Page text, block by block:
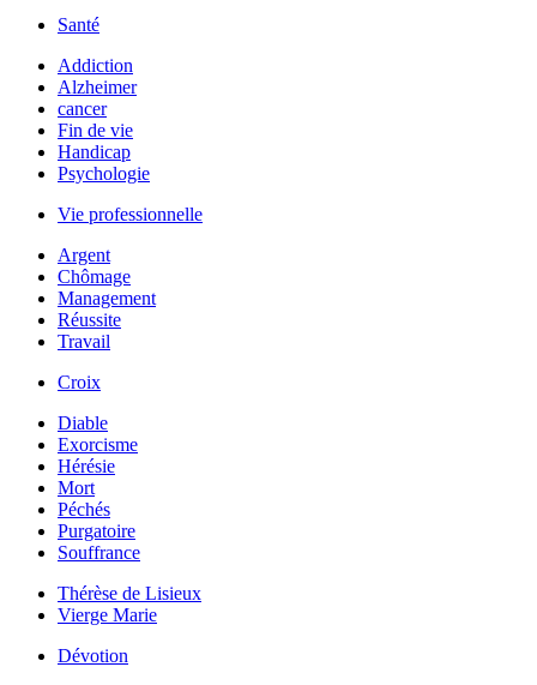
Santé
Addiction
Alzheimer
cancer
Fin de vie
Handicap
Psychologie
Vie professionnelle
Argent
Chômage
Management
Réussite
Travail
Croix
Diable
Exorcisme
Hérésie
Mort
Péchés
Purgatoire
Souffrance
Thérèse de Lisieux
Vierge Marie
Dévotion